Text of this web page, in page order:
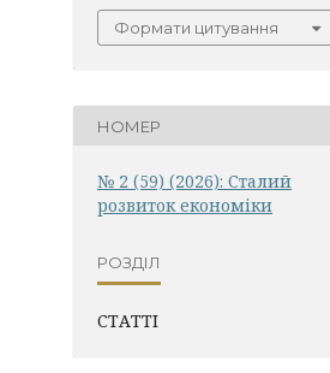
Формати цитування
НОМЕР
№ 2 (59) (2026): Сталий
розвиток економіки
РОЗДІЛ
СТАТТІ